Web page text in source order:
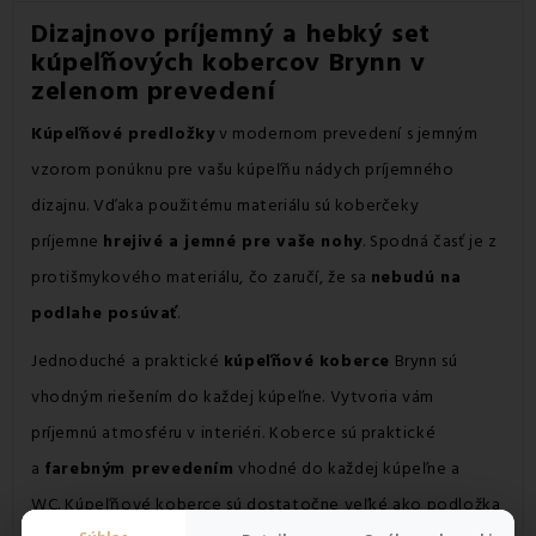
Dizajnovo príjemný a hebký set
kúpeľňových kobercov Brynn v
zelenom prevedení
Kúpeľňové predložkyv modernom prevedení s jemným
vzorom ponúknu pre vašu kúpeľňu nádych príjemného
dizajnu. Vďaka použitému materiálu sú koberčeky
príjemne hrejivé a jemné pre vaše nohy. Spodná časť je z
protišmykového materiálu, čo zaručí, že sa nebudú na
podlahe posúvať.
Jednoduché a praktické kúpeľňové koberce Brynn sú
vhodným riešením do každej kúpeľne. Vytvoria vám
príjemnú atmosféru v interiéri. Koberce sú praktické
a farebným prevedením vhodné do každej kúpeľne a
WC.Kúpeľňové koberce sú dostatočne veľké ako podložka